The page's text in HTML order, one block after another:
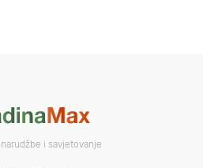
i savjetovanje